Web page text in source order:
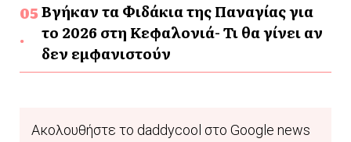
Βγήκαν τα Φιδάκια της Παναγίας για
το 2026 στη Κεφαλονιά- Τι θα γίνει αν
δεν εμφανιστούν
Ακολουθήστε το daddycool στο Google news